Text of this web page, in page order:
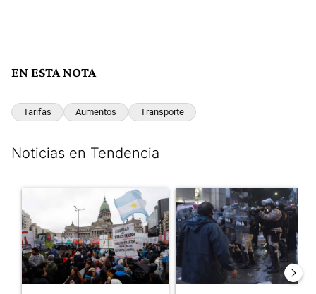
EN ESTA NOTA
Tarifas Aumentos Transporte
Noticias en Tendencia
Un artículo de tendencia con el título "Congreso vallado y
Un artículo de tendencia